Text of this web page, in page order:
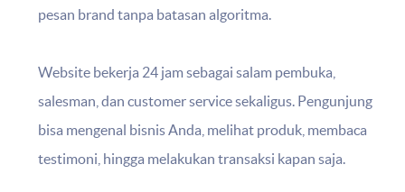
pesan brand tanpa batasan algoritma.
Website bekerja 24 jam sebagai salam pembuka,
salesman, dan customer service sekaligus. Pengunjung
bisa mengenal bisnis Anda, melihat produk, membaca
testimoni, hingga melakukan transaksi kapan saja.